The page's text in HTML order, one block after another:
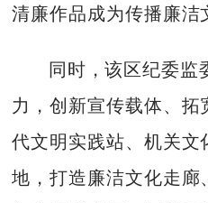
清廉作品成为传播廉洁
同时，该区纪委监
力，创新宣传载体、拓
代文明实践站、机关文
地，打造廉洁文化走廊